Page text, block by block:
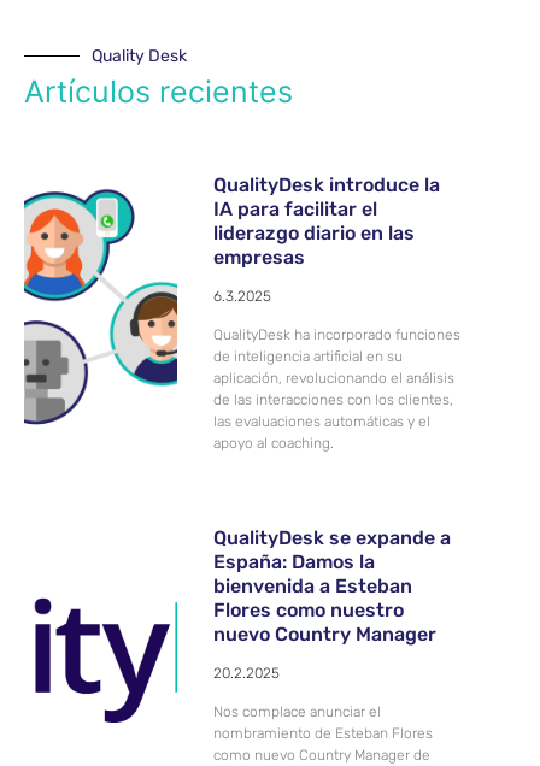
Quality Desk
Artículos recientes
QualityDesk introduce la
IA para facilitar el
liderazgo diario en las
empresas
6.3.2025
QualityDesk ha incorporado funciones
de inteligencia artificial en su
aplicación, revolucionando el análisis
de las interacciones con los clientes,
las evaluaciones automáticas y el
apoyo al coaching.
QualityDesk se expande a
España: Damos la
bienvenida a Esteban
Flores como nuestro
nuevo Country Manager
20.2.2025
Nos complace anunciar el
nombramiento de Esteban Flores
como nuevo Country Manager de